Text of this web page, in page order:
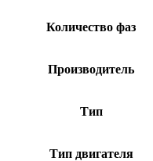
Количество фаз
Производитель
Тип
Тип двигателя